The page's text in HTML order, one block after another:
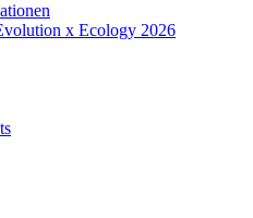
x Ecology 2026